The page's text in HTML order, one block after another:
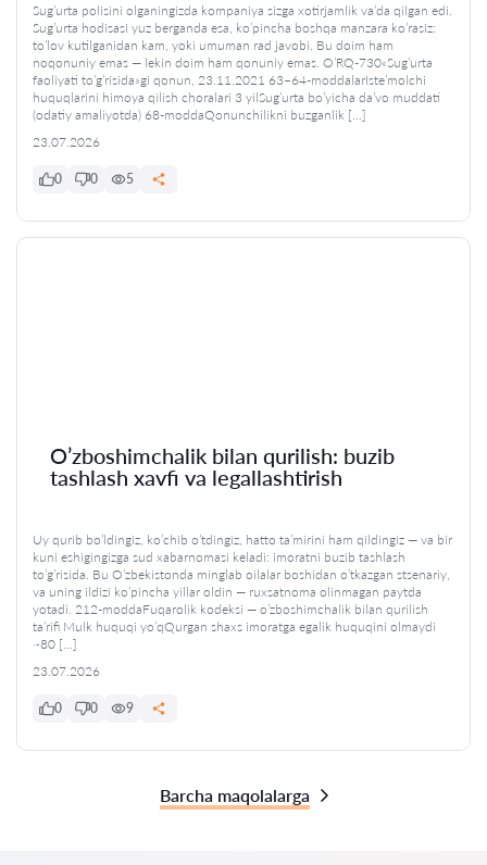
Sug’urta polisini olganingizda kompaniya sizga xotirjamlik va’da qilgan edi.
Sug’urta hodisasi yuz berganda esa, ko’pincha boshqa manzara ko’rasiz:
to’lov kutilganidan kam, yoki umuman rad javobi. Bu doim ham
noqonuniy emas — lekin doim ham qonuniy emas. O’RQ-730«Sug’urta
faoliyati to’g’risida»gi qonun, 23.11.2021 63–64-moddalarIste’molchi
huquqlarini himoya qilish choralari 3 yilSug’urta bo’yicha da’vo muddati
(odatiy amaliyotda) 68-moddaQonunchilikni buzganlik […]
23.07.2026
0 0 5
O’zboshimchalik bilan qurilish: buzib
tashlash xavfi va legallashtirish
Uy qurib bo’ldingiz, ko’chib o’tdingiz, hatto ta’mirini ham qildingiz — va bir
kuni eshigingizga sud xabarnomasi keladi: imoratni buzib tashlash
to’g’risida. Bu O’zbekistonda minglab oilalar boshidan o’tkazgan stsenariy,
va uning ildizi ko’pincha yillar oldin — ruxsatnoma olinmagan paytda
yotadi. 212-moddaFuqarolik kodeksi — o’zboshimchalik bilan qurilish
ta’rifi Mulk huquqi yo’qQurgan shaxs imoratga egalik huquqini olmaydi
~80 […]
23.07.2026
0 0 9
Barcha maqolalarga